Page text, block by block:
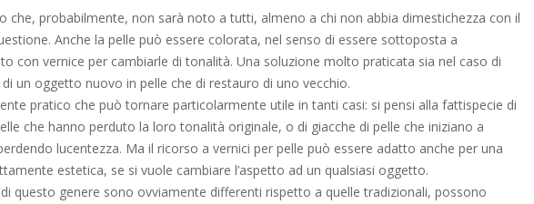
che, probabilmente, non sarà noto a tutti, almeno a chi non abbia dimestichezza con il
Anche la pelle può essere colorata, nel senso di essere sottoposta a
con vernice per cambiarle di tonalità. Una soluzione molto praticata sia nel caso di
un oggetto nuovo in pelle che di restauro di uno vecchio.
pratico che può tornare particolarmente utile in tanti casi: si pensi alla fattispecie di
che hanno perduto la loro tonalità originale, o di giacche di pelle che iniziano a
lucentezza. Ma il ricorso a vernici per pelle può essere adatto anche per una
estetica, se si vuole cambiare l’aspetto ad un qualsiasi oggetto.
questo genere sono ovviamente differenti rispetto a quelle tradizionali, possono